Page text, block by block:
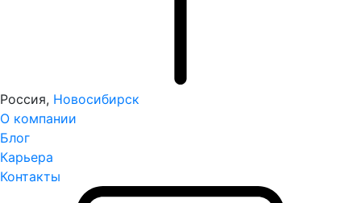
Россия, Новосибирск
О компании
Блог
Карьера
Контакты